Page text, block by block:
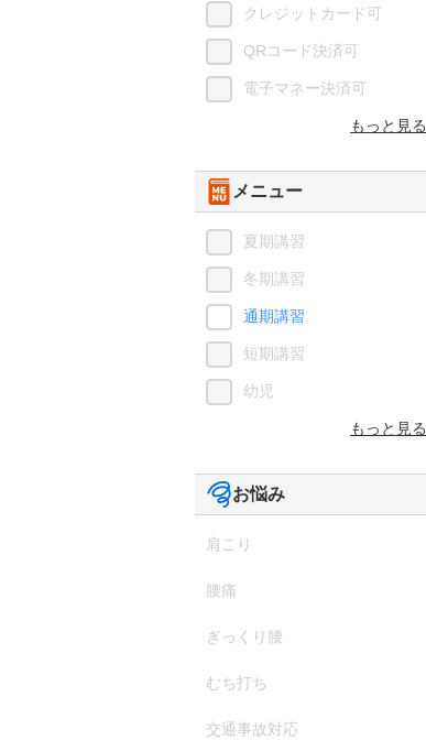
クレジットカード可
QRコード決済可
電子マネー決済可
もっと見る
メニュー
夏期講習
冬期講習
通期講習
短期講習
幼児
もっと見る
お悩み
肩こり
腰痛
ぎっくり腰
むち打ち
交通事故対応